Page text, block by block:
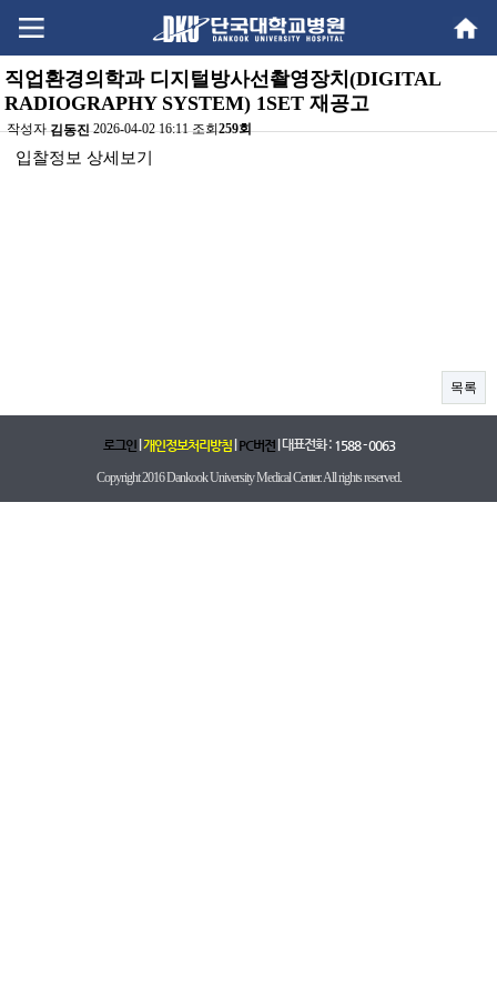
content
menu
직업환경의학과 디지털방사선촬영장치(DIGITAL
RADIOGRAPHY SYSTEM) 1SET 재공고
작성자김동진2026-04-02 16:11 조회259회
본문
입찰정보 상세보기
목록
로그인| 개인정보처리방침| PC버전| 대표전화 : 1588 - 0063
Copyright 2016 Dankook University Medical Center. All rights reserved.